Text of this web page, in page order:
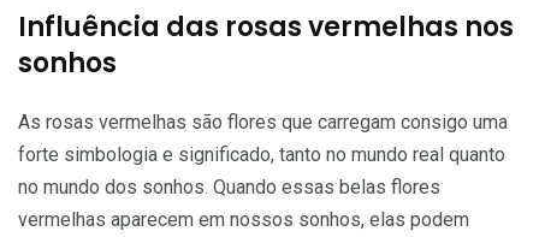
Influência das rosas vermelhas nos
sonhos
As rosas vermelhas são flores que carregam consigo uma
forte simbologia e significado, tanto no mundo real quanto
no mundo dos sonhos. Quando essas belas flores
vermelhas aparecem em nossos sonhos, elas podem